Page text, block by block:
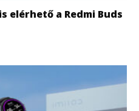
elérhető a Redmi Buds